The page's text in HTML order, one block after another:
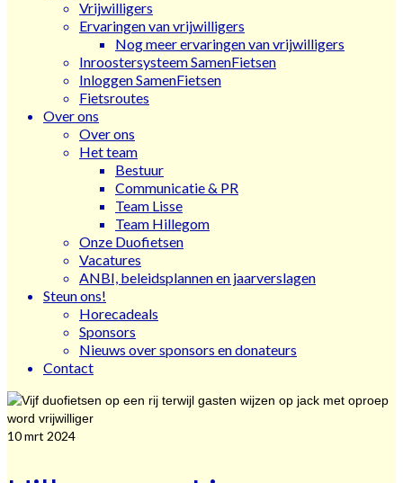
Vrijwilligers
Ervaringen van vrijwilligers
Nog meer ervaringen van vrijwilligers
Inroostersysteem SamenFietsen
Inloggen SamenFietsen
Fietsroutes
Over ons
Over ons
Het team
Bestuur
Communicatie & PR
Team Lisse
Team Hillegom
Onze Duofietsen
Vacatures
ANBI, beleidsplannen en jaarverslagen
Steun ons!
Horecadeals
Sponsors
Nieuws over sponsors en donateurs
Contact
10mrt 2024